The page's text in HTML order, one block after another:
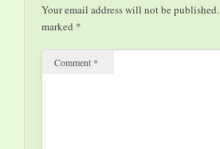
Reliquien,
afrikanischen Voodoo-
Schädeln,
südamerikanischen
Your email address will not be published.
marked *
Comment *